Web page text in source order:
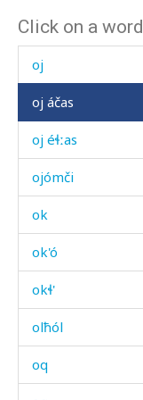
Click on a word
oc' húbus
oj
oj áčas
oj éɬːas
ojómči
ok
ok'ó
okɬ'
olħól
oq